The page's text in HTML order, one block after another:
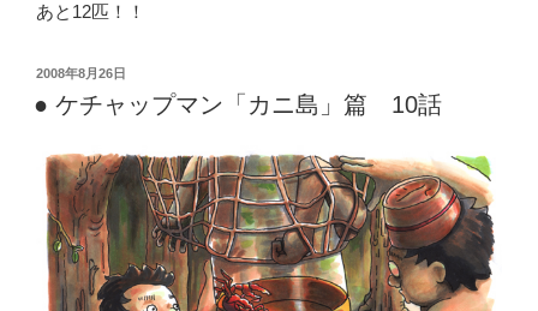
あと12匹！！
投
日:
2008年8月26日
● ケチャップマン「カニ島」篇 10話